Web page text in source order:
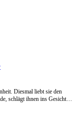
Diesmal liebt sie den
schlägt ihnen ins Gesicht
Sie aber dreht sich um